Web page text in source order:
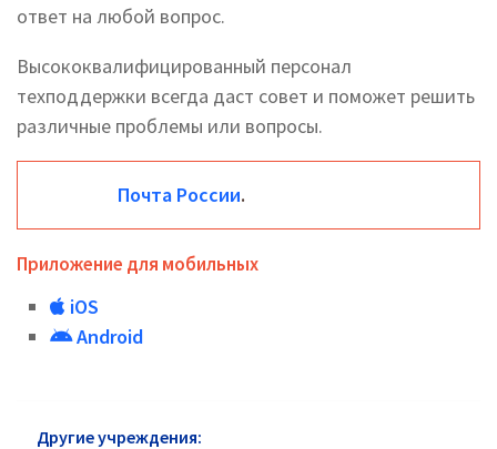
ответ на любой вопрос.
Высококвалифицированный персонал
техподдержки всегда даст совет и поможет решить
различные проблемы или вопросы.
Почта России.
Приложение для мобильных
iOS
Android
Другие учреждения: